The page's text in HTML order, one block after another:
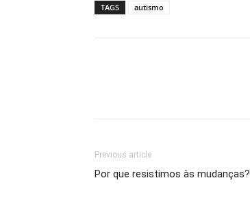
TAGS autismo
Previous article
Por que resistimos às mudanças?